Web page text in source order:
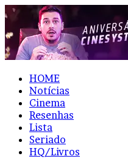
HOME
Notícias
Cinema
Resenhas
Lista
Seriado
HQ/Livros